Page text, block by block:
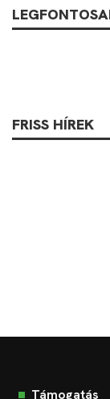
FRISS HÍREK
Támogatás